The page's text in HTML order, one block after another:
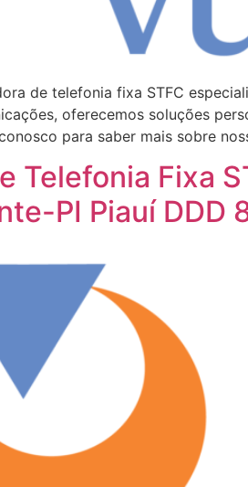
de telefonia fixa STFC
oferecemos soluções
para saber mais sobre
Telefonia Fixa
PI Piauí DDD